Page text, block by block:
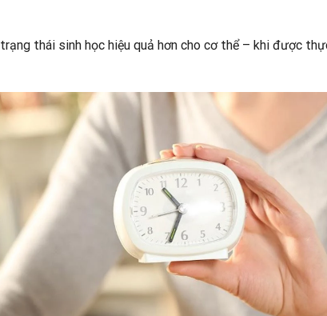
thái sinh học hiệu quả hơn cho cơ thể – khi được